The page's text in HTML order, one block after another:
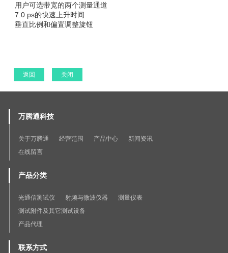
用户可选带宽的两个测量通道
7.0 ps的快速上升时间
垂直比例和偏置调整旋钮
返回 关闭
万腾通科技
关于万腾通 经营范围 产品中心
新闻资讯
在线留言
产品分类
光通信测试仪 射频与微波仪器
测量仪表
测试附件及其它测试设备
产品代理
联系方式